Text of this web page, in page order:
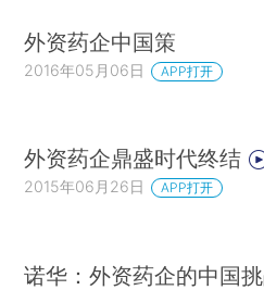
外资药企中国策
2016年05月06日 APP打开
外资药企鼎盛时代终结
2015年06月26日 APP打开
诺华：外资药企的中国